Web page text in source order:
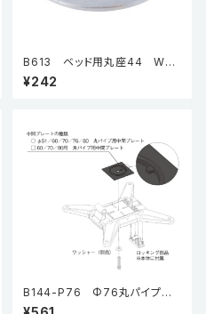
B613 ベッド用丸座44 W5/
16
¥242
B144-P76 Φ76丸パイプ用
中間プレート